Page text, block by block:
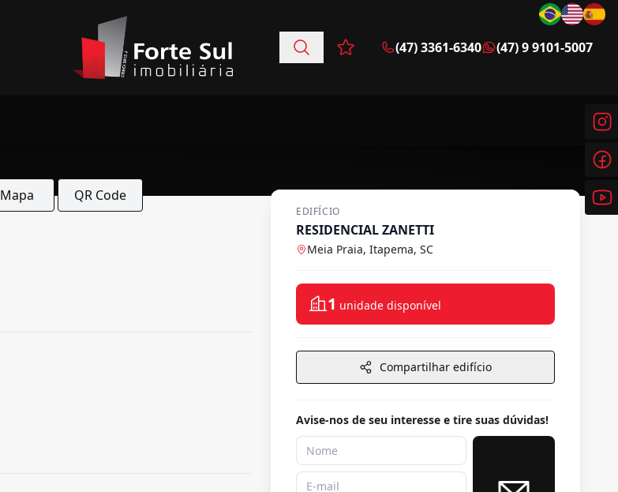
Favoritos (0 itens)
(47) 3361-6340 (47) 9 9101-5007
Mapa QR Code
EDIFÍCIO
RESIDENCIAL ZANETTI
Meia Praia, Itapema, SC
1 unidade disponível
Compartilhar edifício
Avise-nos de seu interesse e tire suas dúvidas!